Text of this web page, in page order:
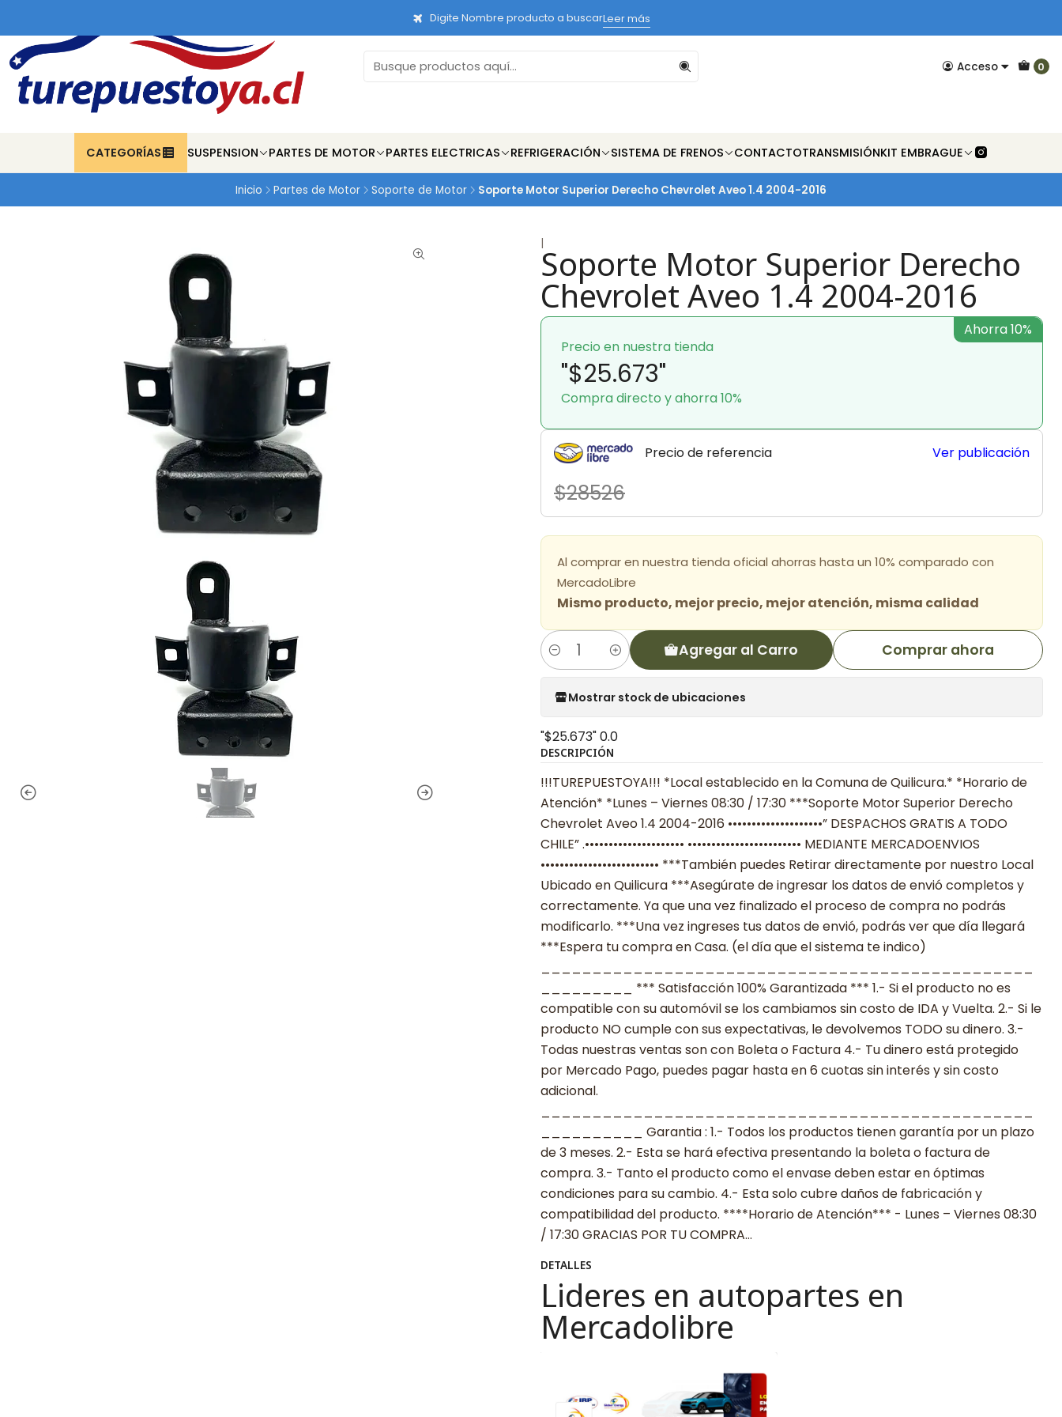
Acceso 0
CATEGORÍAS SUSPENSION PARTES DE MOTOR PARTES ELECTRICAS REFRIGERACIÓN SISTEMA DE FRENOS CONTACTOTRANSMISIÓNKIT EMBRAGUE
Digite Nombre producto a buscarLeer más
Inicio Partes de Motor Soporte de Motor Soporte Motor Superior Derecho Chevrolet Aveo 1.4 2004-2016
|Soporte Motor Superior Derecho
Chevrolet Aveo 1.4 2004-2016
Precio en nuestra tienda
"$25.673"
Compra directo y ahorra 10%
Ahorra 10%
Precio de referencia
$28526
Ver publicación
Al comprar en nuestra tienda oficial ahorras hasta un 10% comparado con
MercadoLibre
Mismo producto, mejor precio, mejor atención, misma calidad
Cantidad Agregar al Carro Comprar ahora
Mostrar stock de ubicaciones
"$25.673"0.0
DESCRIPCIÓN
!!!TUREPUESTOYA!!! *Local establecido en la Comuna de Quilicura.* *Horario de
Atención* *Lunes – Viernes 08:30 / 17:30 ***Soporte Motor Superior Derecho
Chevrolet Aveo 1.4 2004-2016 ••••••••••••••••••••” DESPACHOS GRATIS A TODO
CHILE” .••••••••••••••••••••• •••••••••••••••••••••••• MEDIANTE MERCADOENVIOS
••••••••••••••••••••••••• ***También puedes Retirar directamente por nuestro Local
Ubicado en Quilicura ***Asegúrate de ingresar los datos de envió completos y
correctamente. Ya que una vez finalizado el proceso de compra no podrás
modificarlo. ***Una vez ingreses tus datos de envió, podrás ver que día llegará
***Espera tu compra en Casa. (el día que el sistema te indico)
_________ *** Satisfacción 100% Garantizada *** 1.- Si el producto no es
compatible con su automóvil se los cambiamos sin costo de IDA y Vuelta. 2.- Si le
producto NO cumple con sus expectativas, le devolvemos TODO su dinero. 3.-
Todas nuestras ventas son con Boleta o Factura 4.- Tu dinero está protegido
por Mercado Pago, puedes pagar hasta en 6 cuotas sin interés y sin costo
adicional.
__________ Garantia : 1.- Todos los productos tienen garantía por un plazo
de 3 meses. 2.- Esta se hará efectiva presentando la boleta o factura de
compra. 3.- Tanto el producto como el envase deben estar en óptimas
condiciones para su cambio. 4.- Esta solo cubre daños de fabricación y
compatibilidad del producto. ****Horario de Atención*** - Lunes – Viernes 08:30
/ 17:30 GRACIAS POR TU COMPRA…
DETALLES
Lideres en autopartes en
Mercadolibre